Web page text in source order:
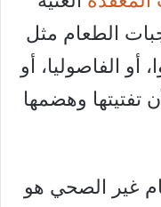
الطعام مثل
أو الفاصوليا، أو
تفتيتها وهضمها
غير الصحي هو